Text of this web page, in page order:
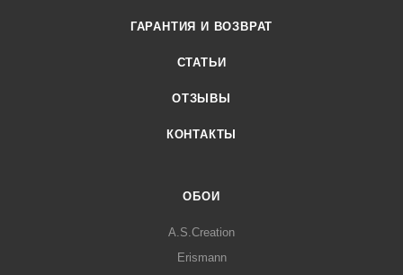
ГАРАНТИЯ И ВОЗВРАТ
СТАТЬИ
ОТЗЫВЫ
КОНТАКТЫ
ОБОИ
A.S.Creation
Erismann